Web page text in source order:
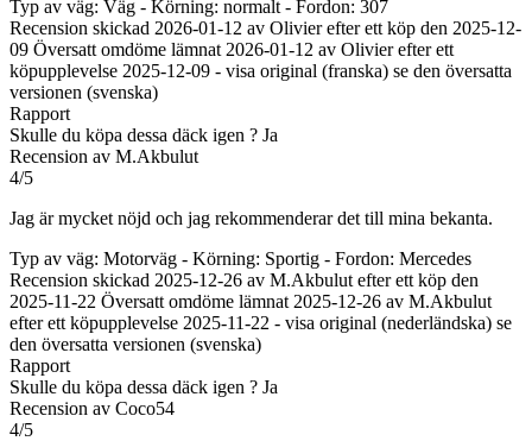
Typ av väg: Väg - Körning: normalt - Fordon: 307
Recension skickad 2026-01-12 av Olivier efter ett köp den 2025-12-
09 Översatt omdöme lämnat 2026-01-12 av Olivier efter ett
köpupplevelse 2025-12-09 - visa original (franska) se den översatta
versionen (svenska)
Rapport
Skulle du köpa dessa däck igen ? Ja
Recension av M.Akbulut
4/5
Jag är mycket nöjd och jag rekommenderar det till mina bekanta.
Typ av väg: Motorväg - Körning: Sportig - Fordon: Mercedes
Recension skickad 2025-12-26 av M.Akbulut efter ett köp den
2025-11-22 Översatt omdöme lämnat 2025-12-26 av M.Akbulut
efter ett köpupplevelse 2025-11-22 - visa original (nederländska) se
den översatta versionen (svenska)
Rapport
Skulle du köpa dessa däck igen ? Ja
Recension av Coco54
4/5